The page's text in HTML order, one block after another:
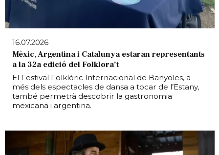
16.07.2026
Mèxic, Argentina i Catalunya estaran representants
a la 32a edició del Folklora’t
El Festival Folklòric Internacional de Banyoles, a
més dels espectacles de dansa a tocar de l’Estany,
també permetrà descobrir la gastronomia
mexicana i argentina.